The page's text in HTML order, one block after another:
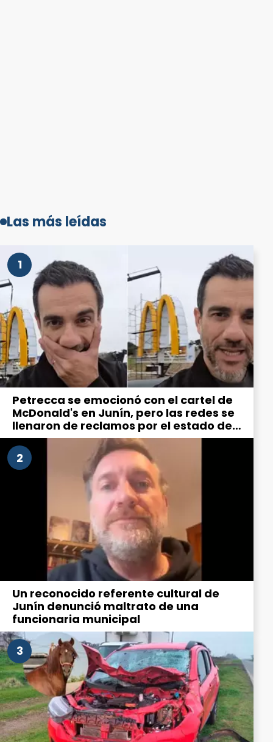
Las más leídas
1
Petrecca se emocionó con el cartel de
McDonald's en Junín, pero las redes se
llenaron de reclamos por el estado de
la ciudad
2
Un reconocido referente cultural de
Junín denunció maltrato de una
funcionaria municipal
3